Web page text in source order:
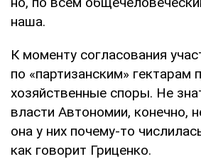
наша.
К моменту согласования
по «партизанским» гектарам
хозяйственные споры. Не
власти Автономии, конечно,
она у них почему-то
как говорит Гриценко.